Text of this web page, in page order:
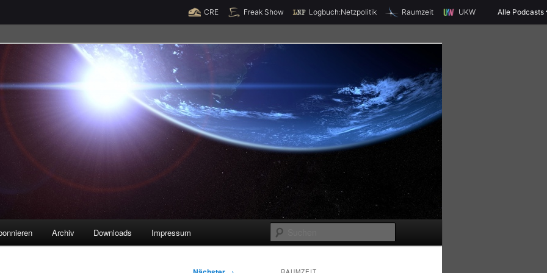
Spende jetzt!
CRE Freak Show Logbuch:Netzpolitik Raumzeit UKW Alle Podcasts
u
Archiv Downloads Impressum